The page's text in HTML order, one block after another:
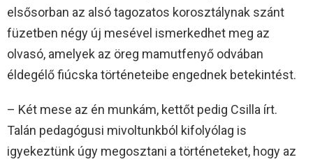
elsősorban az alsó tagozatos korosztálynak szánt
füzetben négy új mesével ismerkedhet meg az
olvasó, amelyek az öreg mamutfenyő odvában
éldegélő fiúcska történeteibe engednek betekintést.
– Két mese az én munkám, kettőt pedig Csilla írt.
Talán pedagógusi mivoltunkból kifolyólag is
igyekeztünk úgy megosztani a történeteket, hogy az